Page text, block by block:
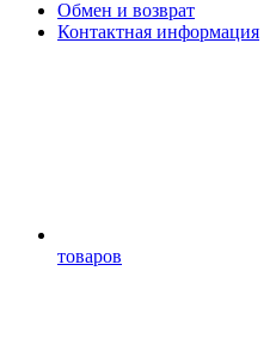
Обмен и возврат
Контактная информация
товаров